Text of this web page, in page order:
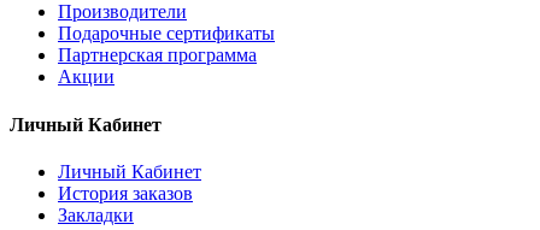
Производители
Подарочные сертификаты
Партнерская программа
Акции
Личный Кабинет
Личный Кабинет
История заказов
Закладки